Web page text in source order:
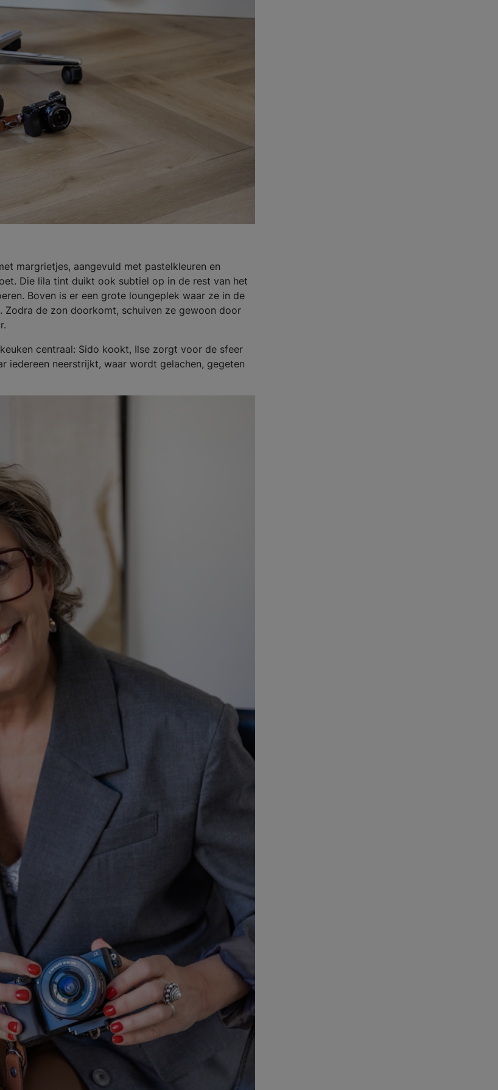
margrietjes, aangevuld met pastelkleuren en
Die lila tint duikt ook subtiel op in de rest van het
Boven is er een grote loungeplek waar ze in de
Zodra de zon doorkomt, schuiven ze gewoon door
centraal: Sido kookt, Ilse zorgt voor de sfeer
iedereen neerstrijkt, waar wordt gelachen, gegeten